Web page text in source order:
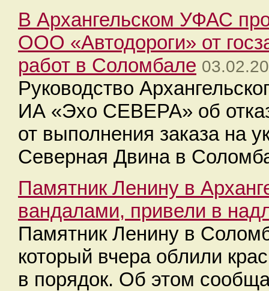
В Архангельском УФАС
ООО «Автодороги» от
работ в Соломбале
Руководство
ИА «Эхо СЕВЕРА» об
от выполнения заказа на
Северная Двина в
Памятник Ленину в
вандалами, привели в
Памятник Ленину в
который вчера облили
в порядок. Об этом